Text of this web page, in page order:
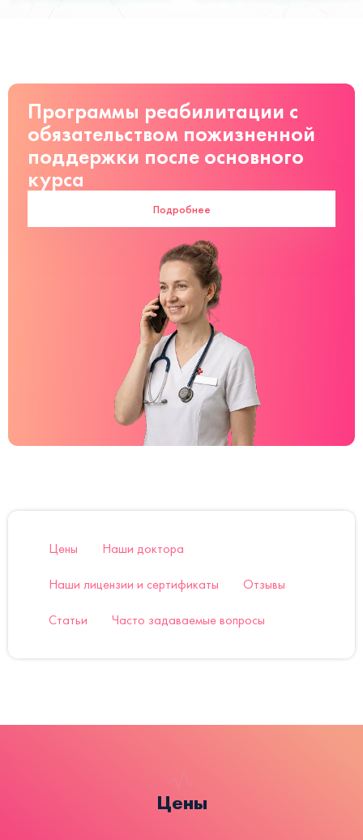
Программы реабилитации с
обязательством пожизненной
поддержки после основного
курса
Подробнее
Цены Наши доктора
Наши лицензии и сертификаты Отзывы
Статьи Часто задаваемые вопросы
Цены